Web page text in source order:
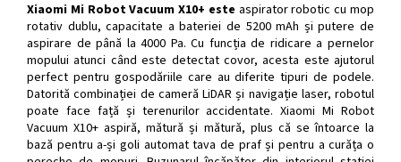
Xiaomi Mi Robot Vacuum X10+ este aspirator robotic cu mop
rotativ dublu, capacitate a bateriei de 5200 mAh și putere de
aspirare de până la 4000 Pa. Cu funcția de ridicare a pernelor
mopului atunci când este detectat covor, acesta este ajutorul
perfect pentru gospodăriile care au diferite tipuri de podele.
Datorită combinației de cameră LiDAR și navigație laser, robotul
poate face față și terenurilor accidentate. Xiaomi Mi Robot
Vacuum X10+ aspiră, mătură și mătură, plus că se întoarce la
bază pentru a-și goli automat tava de praf și pentru a curăța o